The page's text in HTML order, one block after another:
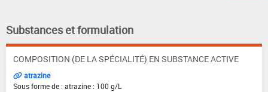
Substances et formulation
COMPOSITION (DE LA SPÉCIALITÉ) EN SUBSTANCE ACTIVE
atrazine
Sous forme de : atrazine : 100 g/L